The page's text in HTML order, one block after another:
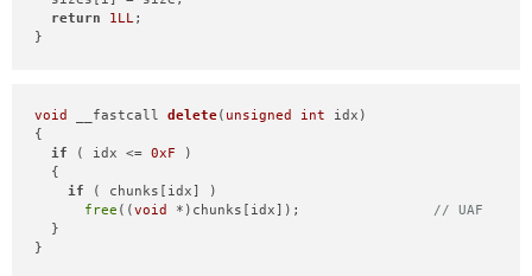
return
1LL ;
}
void __fastcall delete( unsigned int idx)
{
if ( idx <= 0xF )
  {
if ( chunks[idx] )
free ((void *)chunks[idx]); // UAF
  }
}